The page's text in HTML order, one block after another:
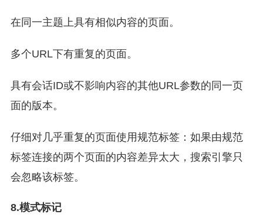
在同一主题上具有相似内容的页面。
多个URL下有重复的页面。
具有会话ID或不影响内容的其他URL参数的同一页
面的版本。
仔细对几乎重复的页面使用规范标签：如果由规范
标签连接的两个页面的内容差异太大，搜索引擎只
会忽略该标签。
8.模式标记